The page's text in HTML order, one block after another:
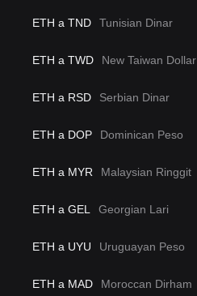
ETH a TND Tunisian Dinar
ETH a TWD New Taiwan Dollar
ETH a RSD Serbian Dinar
ETH a DOP Dominican Peso
ETH a MYR Malaysian Ringgit
ETH a GEL Georgian Lari
ETH a UYU Uruguayan Peso
ETH a MAD Moroccan Dirham